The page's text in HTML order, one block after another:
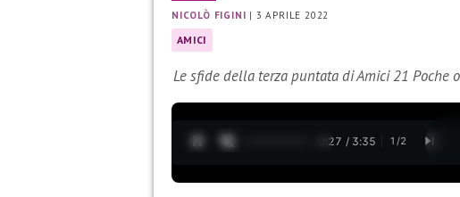
NICOLÒ FIGINI | 3 APRILE 2022
AMICI
Le sfide della terza puntata di Amici 21 Poche
0:28 / 3:35 1 /2